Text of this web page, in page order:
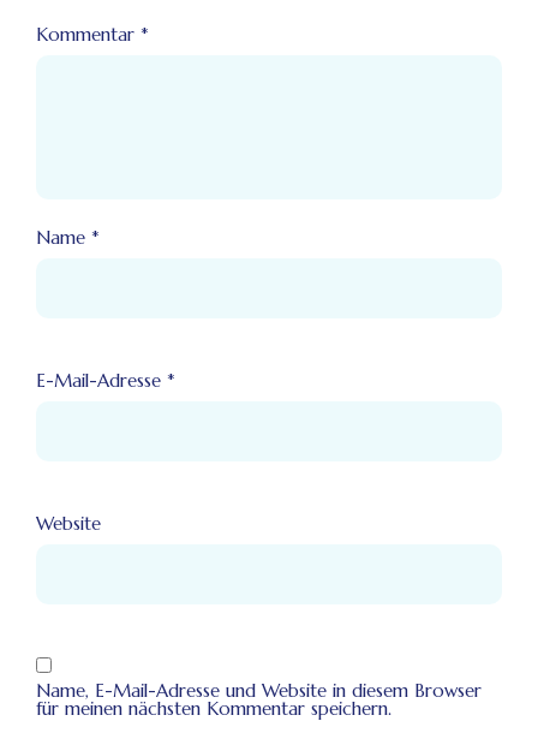
Kommentar *
Name *
E-Mail-Adresse *
Website
Name, E-Mail-Adresse und Website in diesem Browser
für meinen nächsten Kommentar speichern.